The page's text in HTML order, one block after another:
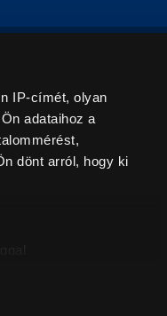
IP-címét, olyan
adataihoz a
dönt arról, hogy ki
pontatlanságért